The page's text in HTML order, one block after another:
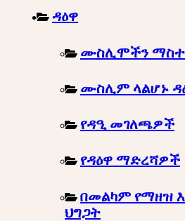
ዳዕዋ
ሙስሊሞችን
ሙስሊም ላልሆኑ
የዳዒ መገለጫዎች
የዳዕዋ ማድረሻዎች
በመልካም የማዘዝ
ህግጋት